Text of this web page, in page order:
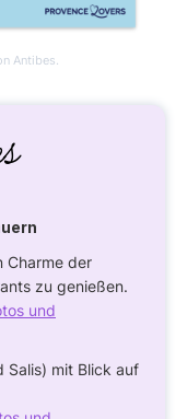
Antibes.
Charme der
zu genießen.
und
Salis) mit Blick auf